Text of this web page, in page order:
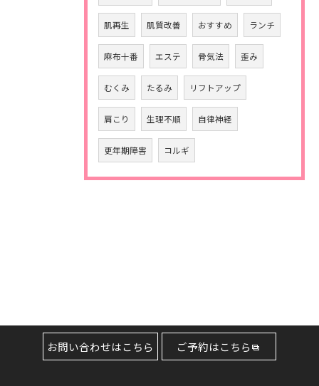
肌再生 肌質改善 おすすめ ランチ
麻布十番 エステ 骨気法 歪み
むくみ たるみ リフトアップ
肩こり 生理不順 自律神経
更年期障害 コルギ
お問い合わせはこちら ご予約はこちら